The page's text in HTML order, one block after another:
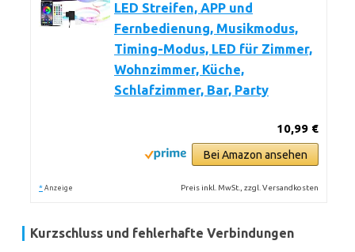
LED Streifen, APP und
Fernbedienung, Musikmodus,
Timing-Modus, LED für Zimmer,
Wohnzimmer, Küche,
Schlafzimmer, Bar, Party
10,99 €
Bei Amazon ansehen
* Anzeige Preis inkl. MwSt., zzgl. Versandkosten
Kurzschluss und fehlerhafte Verbindungen